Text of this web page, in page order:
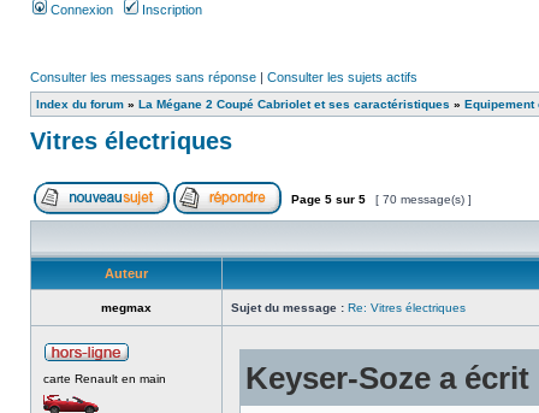
Connexion Inscription
Consulter les messages sans réponse | Consulter les sujets actifs
Index du forum » La Mégane 2 Coupé Cabriolet et ses caractéristiques » Equipement
Vitres électriques
Page 5 sur 5 [ 70 message(s) ]
Auteur
megmax Sujet du message : Re: Vitres électriques
carte Renault en main Keyser-Soze a écrit